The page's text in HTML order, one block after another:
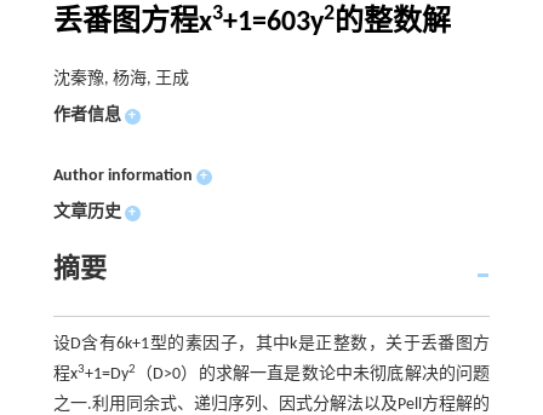
丢番图方程x3+1=603y2的整数解
沈秦豫, 杨海, 王成
作者信息 +
Author information +
文章历史 +
摘要
设D含有6k+1型的素因子，其中k是正整数，关于丢番图方
程x3+1=Dy2
（D>0）的求解一直是数论中未彻底解决的问题
之一.利用同余式、递归序列、因式分解法以及Pell方程解的